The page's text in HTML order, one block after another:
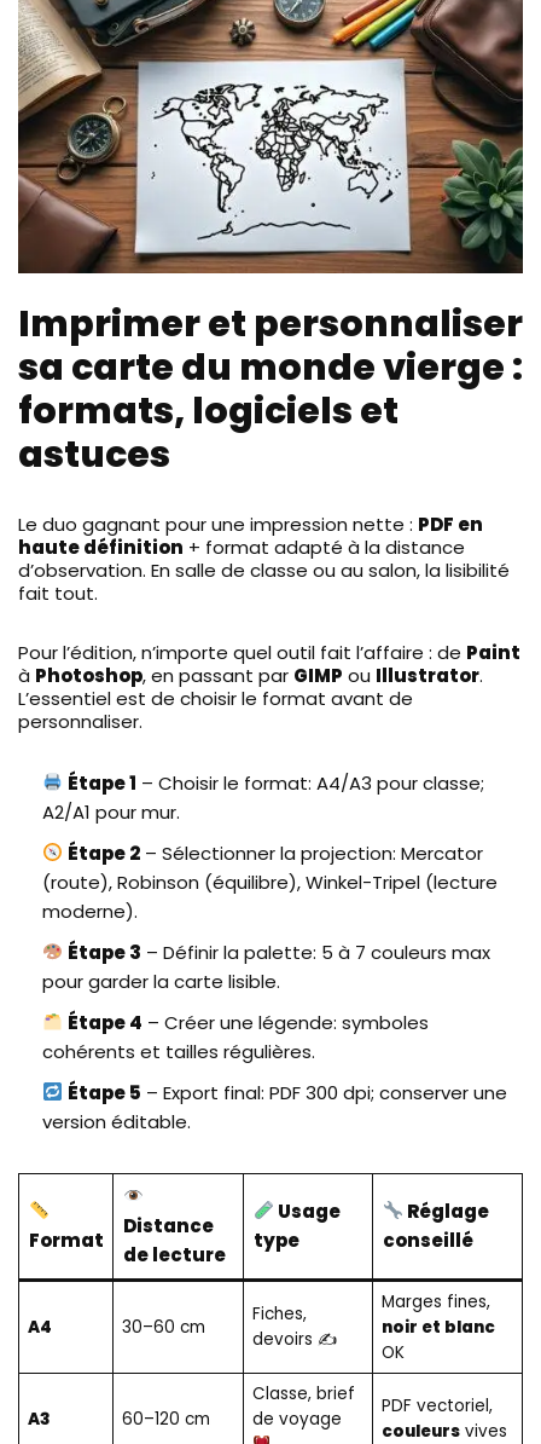
Imprimer et personnaliser
sa carte du monde vierge :
formats, logiciels et
astuces
Le duo gagnant pour une impression nette : PDF en
haute définition + format adapté à la distance
d’observation. En salle de classe ou au salon, la lisibilité
fait tout.
Pour l’édition, n’importe quel outil fait l’affaire : de Paint
à Photoshop, en passant par GIMP ou Illustrator.
L’essentiel est de choisir le format avant de
personnaliser.
Étape 1 – Choisir le format: A4/A3 pour classe;
A2/A1 pour mur.
Étape 2 – Sélectionner la projection: Mercator
(route), Robinson (équilibre), Winkel-Tripel (lecture
moderne).
Étape 3 – Définir la palette: 5 à 7 couleurs max
pour garder la carte lisible.
Étape 4 – Créer une légende: symboles
cohérents et tailles régulières.
Étape 5 – Export final: PDF 300 dpi; conserver une
version éditable.
Format
Distance
de lecture
Usage
type
Réglage
conseillé
A4 30–60 cm
Fiches,
devoirs ✍️
Marges fines,
noir et blanc
OK
A3 60–120 cm
Classe, brief
de voyage
PDF vectoriel,
couleursvives